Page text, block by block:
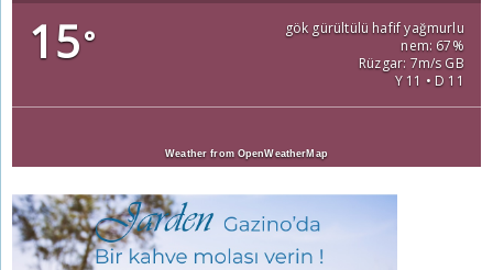
15°
gök gürültülü hafif yağmurlu
nem: 67%
Rüzgar: 7m/s GB
Y 11 • D 11
Weather from OpenWeatherMap